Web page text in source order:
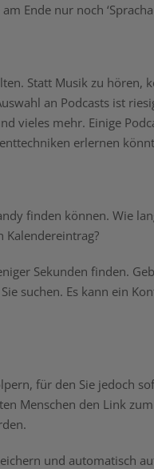
Ende nur noch
Statt Musik zu hören,
an Podcasts ist
vieles mehr. Einige
erlernen
finden können. Wie
Sekunden finden.
suchen. Es kann ein
für den Sie jedoch
Menschen den Link
und automatisch